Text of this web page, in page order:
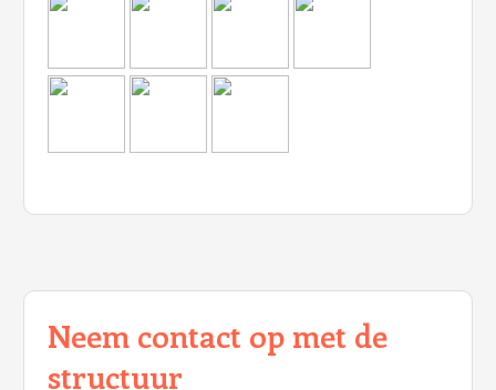
Neem contact op met de
structuur